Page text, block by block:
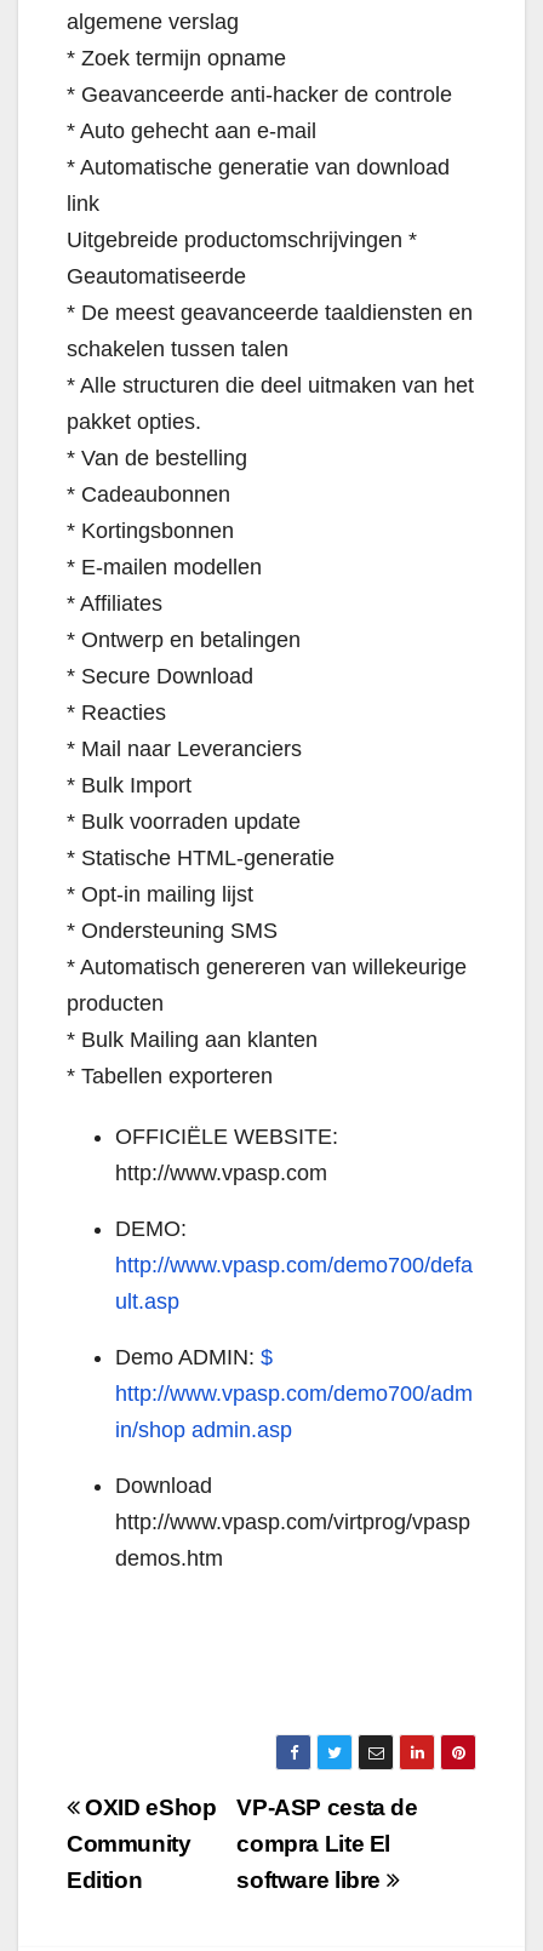
algemene verslag
* Zoek termijn opname
* Geavanceerde anti-hacker de controle
* Auto gehecht aan e-mail
* Automatische generatie van download
link
Uitgebreide productomschrijvingen *
Geautomatiseerde
* De meest geavanceerde taaldiensten en
schakelen tussen talen
* Alle structuren die deel uitmaken van het
pakket opties.
* Van de bestelling
* Cadeaubonnen
* Kortingsbonnen
* E-mailen modellen
* Affiliates
* Ontwerp en betalingen
* Secure Download
* Reacties
* Mail naar Leveranciers
* Bulk Import
* Bulk voorraden update
* Statische HTML-generatie
* Opt-in mailing lijst
* Ondersteuning SMS
* Automatisch genereren van willekeurige
producten
* Bulk Mailing aan klanten
* Tabellen exporteren
OFFICIËLE WEBSITE:
http://www.vpasp.com
DEMO:
http://www.vpasp.com/demo700/defa
ult.asp
Demo ADMIN: $
http://www.vpasp.com/demo700/adm
in/shop admin.asp
Download
http://www.vpasp.com/virtprog/vpasp
demos.htm
Navigazione
articoli
VP-ASP cesta de
compra Lite El
software libre
OXID eShop
Community
Edition